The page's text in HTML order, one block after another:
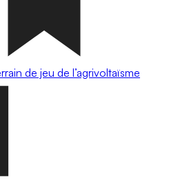
de jeu de l’agrivoltaïsme